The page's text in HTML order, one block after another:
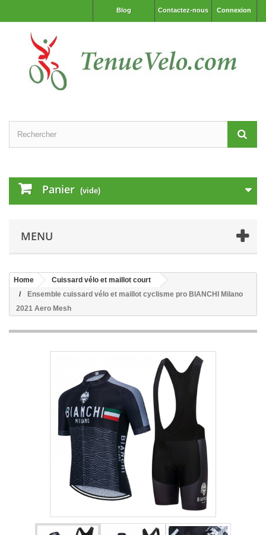
Connexion
Contactez-nous
Blog
Panier (vide)
MENU
Home
Cuissard vélo et maillot court
Ensemble cuissard vélo et maillot cyclisme pro BIANCHI Milano
2021 Aero Mesh